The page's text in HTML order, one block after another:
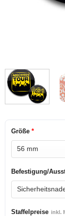
Größe*
Befestigung/
Staffelpreise inkl.